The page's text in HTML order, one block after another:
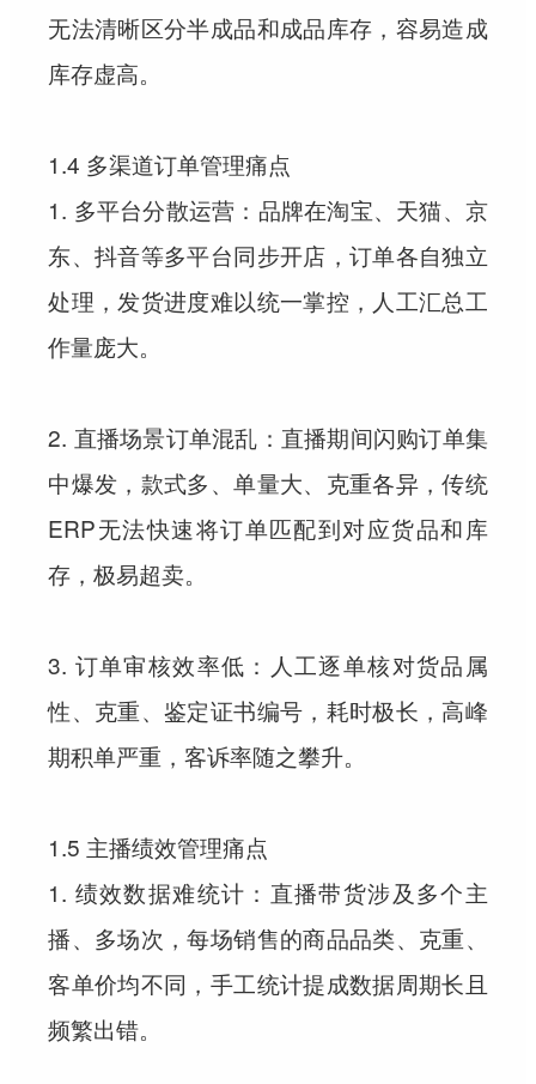
无法清晰区分半成品和成品库存，容易造成
库存虚高。
1.4 多渠道订单管理痛点
1. 多平台分散运营：品牌在淘宝、天猫、京
东、抖音等多平台同步开店，订单各自独立
处理，发货进度难以统一掌控，人工汇总工
作量庞大。
2. 直播场景订单混乱：直播期间闪购订单集
中爆发，款式多、单量大、克重各异，传统
ERP无法快速将订单匹配到对应货品和库
存，极易超卖。
3. 订单审核效率低：人工逐单核对货品属
性、克重、鉴定证书编号，耗时极长，高峰
期积单严重，客诉率随之攀升。
1.5 主播绩效管理痛点
1. 绩效数据难统计：直播带货涉及多个主
播、多场次，每场销售的商品品类、克重、
客单价均不同，手工统计提成数据周期长且
频繁出错。